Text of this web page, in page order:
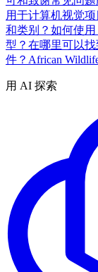
用于计算机视觉项
和类别？ 如何使用
型？ 在哪里可以
件？ African
用 AI 探索